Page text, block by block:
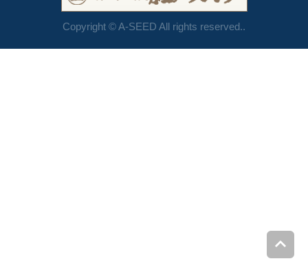
Copyright © A-SEED All rights reserved..